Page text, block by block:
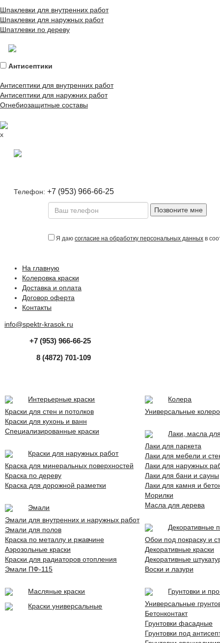
Шпаклевки для внутренних работ
Шпаклевки для наружных работ
Шпатлевки по дереву
Антисептики
Антисептики для внутренних работ
Антисептики для наружних работ
Огнебиозащитные составы
x
Телефон: +7 (953) 966-66-25
Позвоните мне
Я даю согласие на обработку персональных данных в
На главную
Колеровка краски
Доставка и оплата
Договор оферта
Контакты
info@spektr-krasok.ru
+7 (953) 966-66-25
8 (4872) 701-109
Интерьерные краски
Краски для стен и потолков
Краски для кухонь и ванн
Специализированные краски
Краски для наружных работ
Краска для минеральных поверхностей
Краска по дереву
Краска для дорожной разметки
Эмали
Эмали для внутренних и наружных работ
Эмали для полов
Краска по металлу и ржавчине
Аэрозольные краски
Краски для радиаторов отопления
Эмали ПФ-115
Масляные краски
Краски универсальные
Колера
Универсальные
Лаки, масла
Лаки для паркета
Лаки для мебели и
Лаки для наружных
Лаки для бани и сауны
Лаки для камня и
Морилки
Масла для дерева
Декоративные
Обои под покраску и
Декоративные краски
Декоративные
Воски и лазури
Грунтовки и
Универсальные
Бетонконтакт
Грунтовки фасадные
Грунтовки под